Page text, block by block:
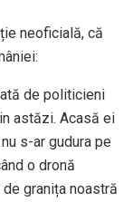
neoficială, că
de politicieni
astăzi. Acasă ei
s-ar gudura pe
o dronă
granița noastră